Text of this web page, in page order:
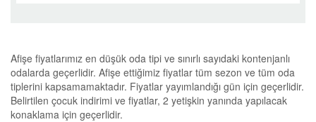
Afişe fiyatlarımız en düşük oda tipi ve sınırlı sayıdaki kontenjanlı
odalarda geçerlidir. Afişe ettiğimiz fiyatlar tüm sezon ve tüm oda
tiplerini kapsamamaktadır. Fiyatlar yayımlandığı gün için geçerlidir.
Belirtilen çocuk indirimi ve fiyatlar, 2 yetişkin yanında yapılacak
konaklama için geçerlidir.